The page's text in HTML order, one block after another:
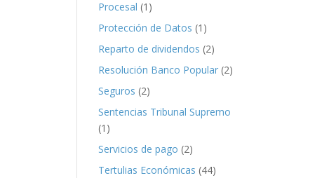
Procesal (1)
Protección de Datos (1)
Reparto de dividendos (2)
Resolución Banco Popular (2)
Seguros (2)
Sentencias Tribunal Supremo
(1)
Servicios de pago (2)
Tertulias Económicas (44)